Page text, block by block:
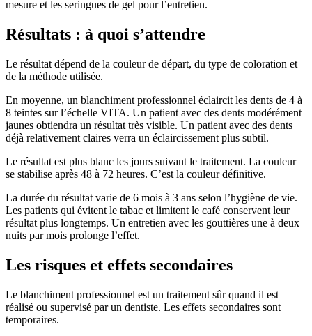
mesure et les seringues de gel pour l’entretien.
Résultats : à quoi s’attendre
Le résultat dépend de la couleur de départ, du type de coloration et
de la méthode utilisée.
En moyenne, un blanchiment professionnel éclaircit les dents de 4 à
8 teintes sur l’échelle VITA. Un patient avec des dents modérément
jaunes obtiendra un résultat très visible. Un patient avec des dents
déjà relativement claires verra un éclaircissement plus subtil.
Le résultat est plus blanc les jours suivant le traitement. La couleur
se stabilise après 48 à 72 heures. C’est la couleur définitive.
La durée du résultat varie de 6 mois à 3 ans selon l’hygiène de vie.
Les patients qui évitent le tabac et limitent le café conservent leur
résultat plus longtemps. Un entretien avec les gouttières une à deux
nuits par mois prolonge l’effet.
Les risques et effets secondaires
Le blanchiment professionnel est un traitement sûr quand il est
réalisé ou supervisé par un dentiste. Les effets secondaires sont
temporaires.